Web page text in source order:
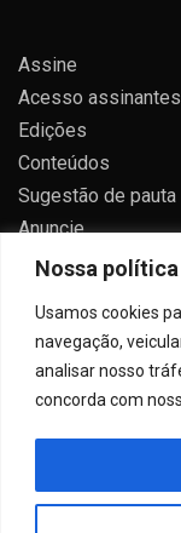
Nossa
Usamos cookies
navegação,
analisar nosso
concorda com
Assine
Acesso assinantes
Edições
Conteúdos
Sugestão de pauta
Anuncie
Contato
Proudly